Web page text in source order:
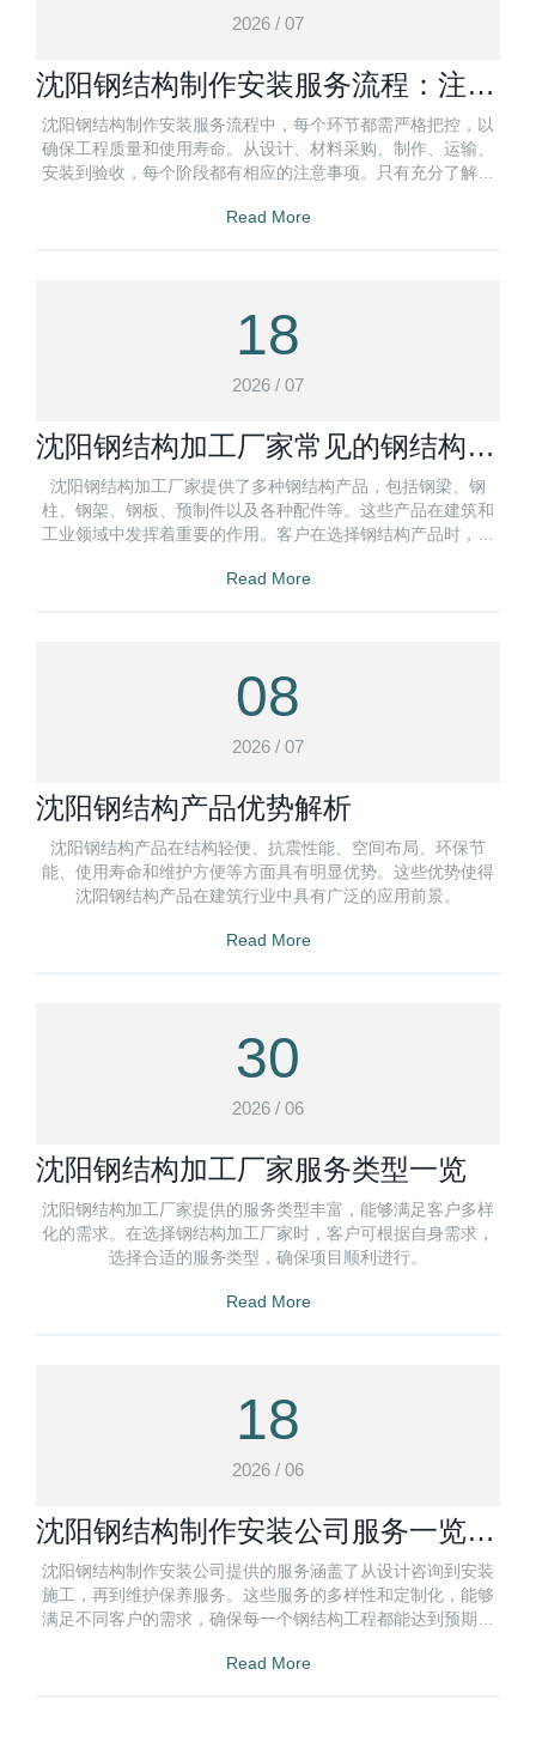
2026 / 07
沈阳钢结构制作安装服务流程：注意
事项盘点
沈阳钢结构制作安装服务流程中，每个环节都需严格把控，以
确保工程质量和使用寿命。从设计、材料采购、制作、运输、
安装到验收，每个阶段都有相应的注意事项。只有充分了解并
Read More
18
2026 / 07
沈阳钢结构加工厂家常见的钢结构产
品
沈阳钢结构加工厂家提供了多种钢结构产品，包括钢梁、钢
柱、钢架、钢板、预制件以及各种配件等。这些产品在建筑和
工业领域中发挥着重要的作用。客户在选择钢结构产品时，可
Read More
08
2026 / 07
沈阳钢结构产品优势解析
沈阳钢结构产品在结构轻便、抗震性能、空间布局、环保节
能、使用寿命和维护方便等方面具有明显优势。这些优势使得
沈阳钢结构产品在建筑行业中具有广泛的应用前景。
Read More
30
2026 / 06
沈阳钢结构加工厂家服务类型一览
沈阳钢结构加工厂家提供的服务类型丰富，能够满足客户多样
化的需求。在选择钢结构加工厂家时，客户可根据自身需求，
选择合适的服务类型，确保项目顺利进行。
Read More
18
2026 / 06
沈阳钢结构制作安装公司服务一览：
多元化需求定制
沈阳钢结构制作安装公司提供的服务涵盖了从设计咨询到安装
施工，再到维护保养服务。这些服务的多样性和定制化，能够
满足不同客户的需求，确保每一个钢结构工程都能达到预期的
Read More